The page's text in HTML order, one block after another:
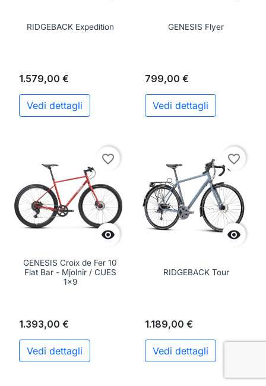
RIDGEBACK Expedition
1.579,00 €
Vedi dettagli
GENESIS Flyer
799,00 €
Vedi dettagli

favorite_border
GENESIS Croix de Fer 10
Flat Bar - Mjolnir / CUES
1x9
1.393,00 €
Vedi dettagli

favorite_border
RIDGEBACK Tour
1.189,00 €
Vedi dettagli